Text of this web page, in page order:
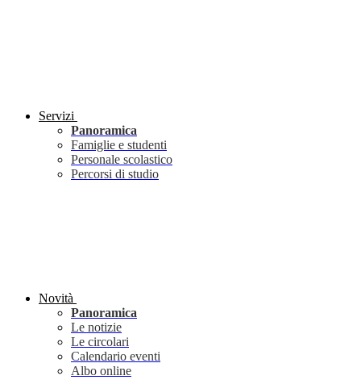
Servizi
Panoramica
Famiglie e studenti
Personale scolastico
Percorsi di studio
Novità
Panoramica
Le notizie
Le circolari
Calendario eventi
Albo online